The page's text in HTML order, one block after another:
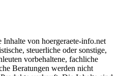
Inhalte von hoergeraete-info.net
steuerliche oder sonstige,
vorbehaltene, fachliche
Beratungen werden nicht